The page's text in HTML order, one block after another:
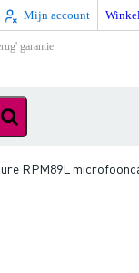
Mijn account
garantie
RPM89L